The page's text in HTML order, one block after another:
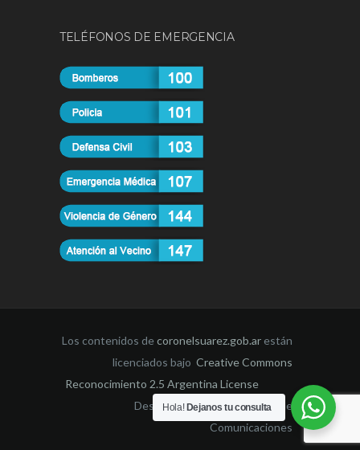
TELÉFONOS DE EMERGENCIA
Los contenidos decoronelsuarez.gob.ar están
licenciados bajo Creative Commons
Reconocimiento 2.5 Argentina License
Desarrollado por la Dirección de
Comunicaciones
Hola! Dejanos tu consulta